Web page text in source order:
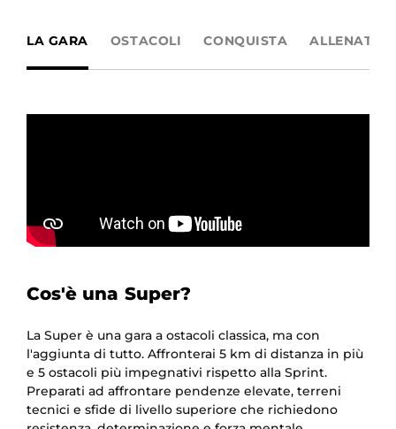
LA GARA OSTACOLI CONQUISTA ALLENATI
Cos'è una Super?
La Super è una gara a ostacoli classica, ma con
l'aggiunta di tutto. Affronterai 5 km di distanza in più
e 5 ostacoli più impegnativi rispetto alla Sprint.
Preparati ad affrontare pendenze elevate, terreni
tecnici e sfide di livello superiore che richiedono